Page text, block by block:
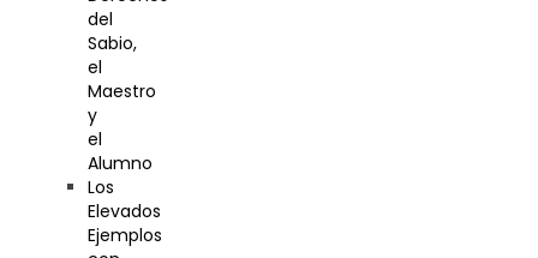
del
Sabio,
el
Maestro
y
el
Alumno
Los
Elevados
Ejemplos